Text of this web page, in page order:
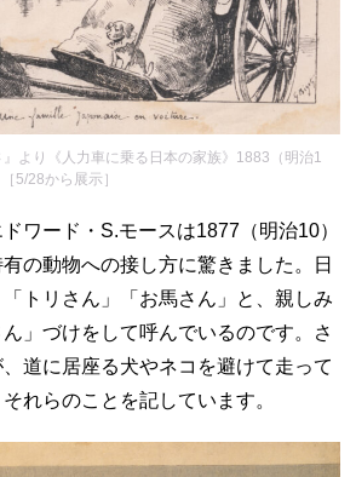
より《人力車に乗る日本の家族》1883（明治1
5/28から展示］
ワード・S.モースは1877（明治10）
の動物への接し方に驚きました。日
トリさん」「お馬さん」と、親しみ
」づけをして呼んでいるのです。さ
道に居座る犬やネコを避けて走って
れらのことを記しています。